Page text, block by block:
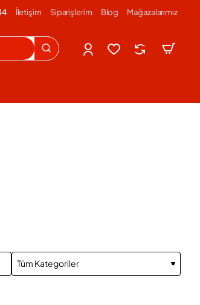
İletişim Siparişlerim Blog Mağazalarımız